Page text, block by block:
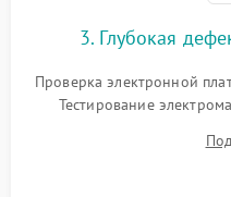
3. Глубокая
Проверка электронной
Тестирование
температуры и
жерновов кофемолки,